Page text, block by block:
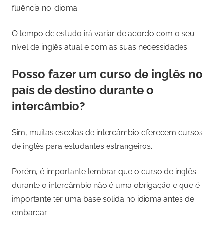
fluência no idioma.
O tempo de estudo irá variar de acordo com o seu
nível de inglês atual e com as suas necessidades.
Posso fazer um curso de inglês no
país de destino durante o
intercâmbio?
Sim, muitas escolas de intercâmbio oferecem cursos
de inglês para estudantes estrangeiros.
Porém, é importante lembrar que o curso de inglês
durante o intercâmbio não é uma obrigação e que é
importante ter uma base sólida no idioma antes de
embarcar.